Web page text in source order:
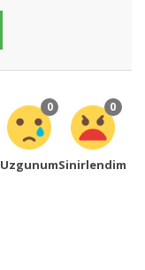
0
Uzgunum
0
Sinirlendim